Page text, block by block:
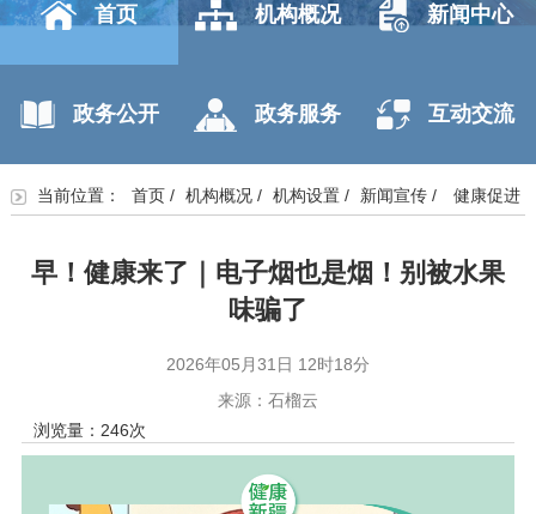
首页 机构概况 新闻中心
政务公开 政务服务 互动交流
当前位置： 首页/ 机构概况/ 机构设置/ 新闻宣传/ 健康促进
早！健康来了｜电子烟也是烟！别被水果
味骗了
2026年05月31日 12时18分
来源：石榴云
浏览量： 246次